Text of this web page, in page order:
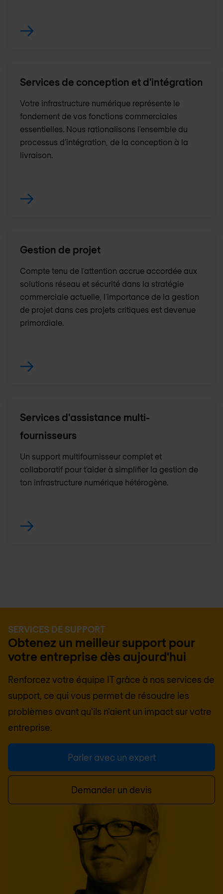
Services de conception et d'intégration
Votre infrastructure numérique représente le
fondement de vos fonctions commerciales
essentielles. Nous rationalisons l'ensemble du
processus d'intégration, de la conception à la
livraison.
Gestion de projet
Compte tenu de l'attention accrue accordée aux
solutions réseau et sécurité dans la stratégie
commerciale actuelle, l'importance de la gestion
de projet dans ces projets critiques est devenue
primordiale.
Services d'assistance multi-
fournisseurs
Un support multifournisseur complet et
collaboratif pour t'aider à simplifier la gestion de
ton infrastructure numérique hétérogène.
SERVICES DE SUPPORT
Obtenez un meilleur support pour
votre entreprise dès aujourd'hui
Renforcez votre équipe IT grâce à nos services de
support, ce qui vous permet de résoudre les
problèmes avant qu'ils n'aient un impact sur votre
entreprise.
Parler avec un expert
Demander un devis